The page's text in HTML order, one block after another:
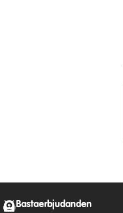
Bastaerbjudanden